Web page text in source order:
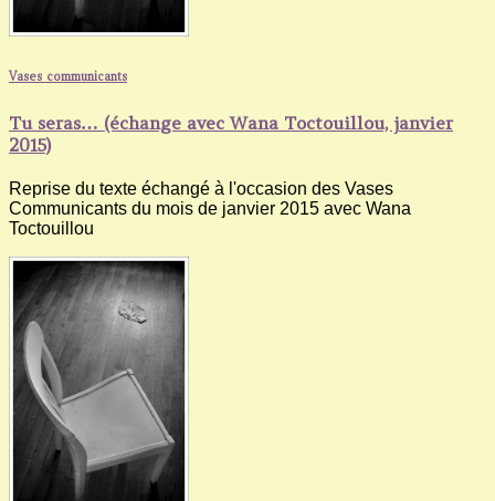
Vases communicants
Tu seras… (échange avec Wana Toctouillou, janvier
2015)
Reprise du texte échangé à l'occasion des Vases
Communicants du mois de janvier 2015 avec Wana
Toctouillou